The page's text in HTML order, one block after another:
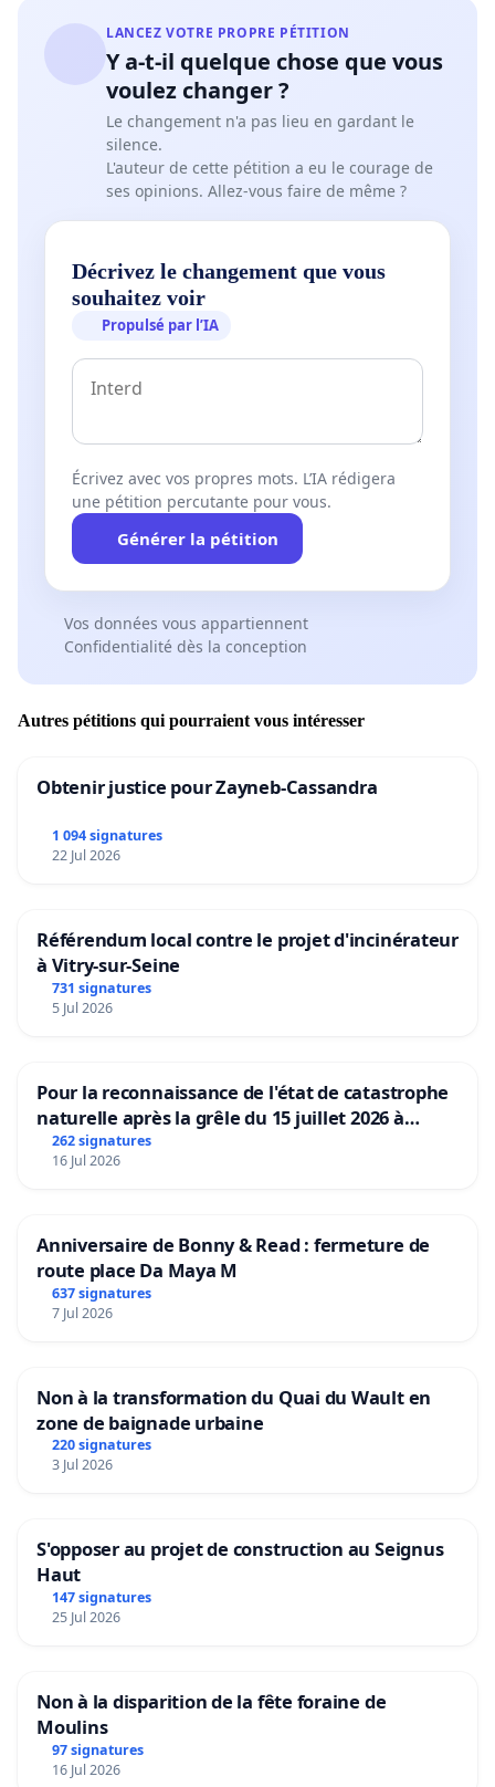
LANCEZ VOTRE PROPRE PÉTITION
Y a-t-il quelque chose que vous
voulez changer ?
Le changement n'a pas lieu en gardant le
silence.
L'auteur de cette pétition a eu le courage de
ses opinions. Allez-vous faire de même ?
Décrivez le changement que vous
souhaitez voir
Propulsé par l’IA
Écrivez avec vos propres mots. L’IA rédigera
une pétition percutante pour vous.
Générer la pétition
Vos données vous appartiennent
Confidentialité dès la conception
Autres pétitions qui pourraient vous intéresser
Obtenir justice pour Zayneb-Cassandra
1 094 signatures
22 Jul 2026
Référendum local contre le projet d'incinérateur
à Vitry-sur-Seine
731 signatures
5 Jul 2026
Pour la reconnaissance de l'état de catastrophe
naturelle après la grêle du 15 juillet 2026 à
Aubenas et ses alentours
262 signatures
16 Jul 2026
Anniversaire de Bonny & Read : fermeture de
route place Da Maya M
637 signatures
7 Jul 2026
Non à la transformation du Quai du Wault en
zone de baignade urbaine
220 signatures
3 Jul 2026
S'opposer au projet de construction au Seignus
Haut
147 signatures
25 Jul 2026
Non à la disparition de la fête foraine de
Moulins
97 signatures
16 Jul 2026